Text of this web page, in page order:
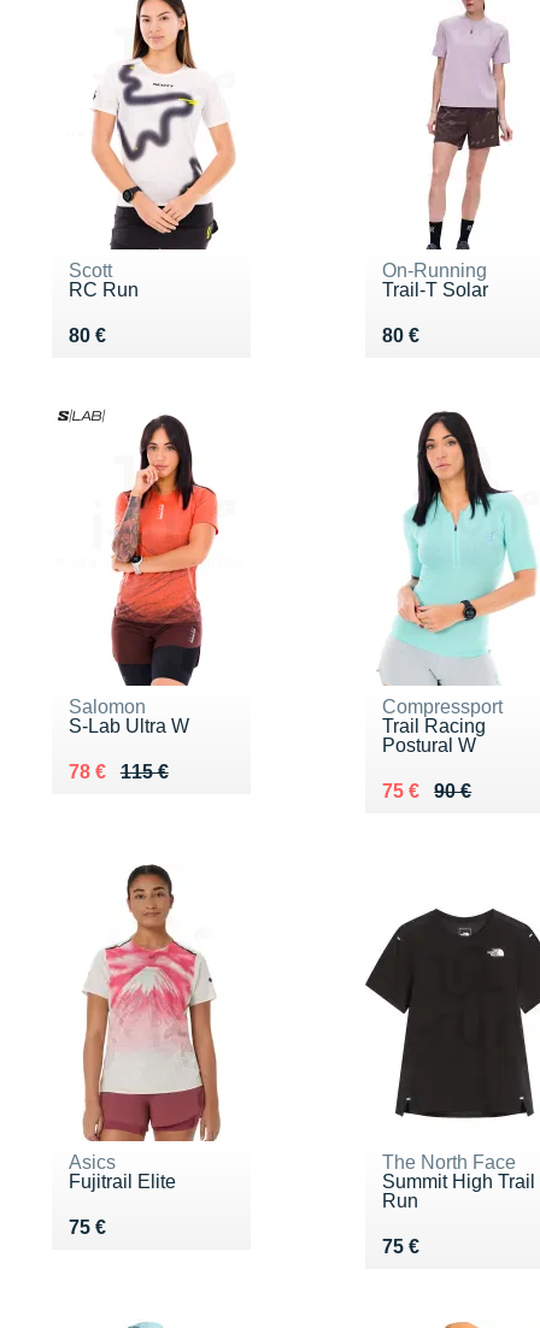
Scott
RC Run
80 €
Vendu 80 €
On-Running
Trail-T Solar
80 €
Vendu 80 €
Salomon
S-Lab Ultra W
115 €
Au lieu de 115 €
78 €
Vendu 78 €
Compressport
Trail Racing
Postural W
90 €
Au lieu de 90 €
75 €
Vendu 75 €
Asics
Fujitrail Elite
75 €
Vendu 75 €
The North Face
Summit High Trail
Run
75 €
Vendu 75 €